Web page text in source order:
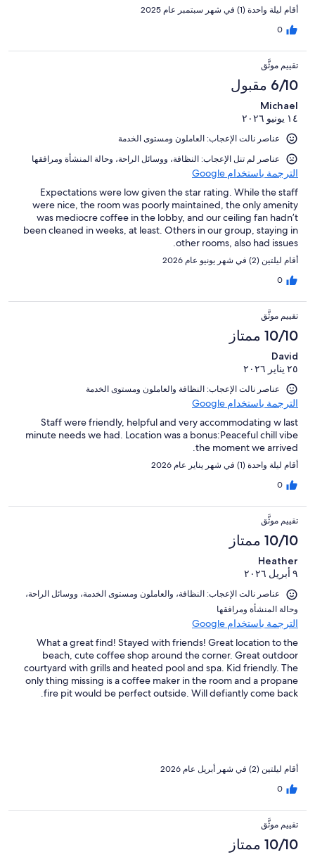
أقام ليلة واحدة (1) في شهر سبتمبر عام 2025
0
تقييم موثَّق
6/10 مقبول
Michael
١٤ يونيو ٢٠٢٦
عناصر نالت الإعجاب: العاملون ومستوى الخدمة
عناصر لم تنل الإعجاب: ⁦النظافة⁩، و⁦وسائل الراحة⁩، و⁦حالة المنشأة ومرافقها⁩
الترجمة باستخدام Google
Expectations were low given the star rating. While the staff
were nice, the room was poorly maintained, the only amenity
was mediocre coffee in the lobby, and our ceiling fan hadn’t
been cleaned in weeks, at least. Others in our group, staying in
other rooms, also had issues.
أقام ليلتين (2) في شهر يونيو عام 2026
0
تقييم موثَّق
10/10 ممتاز
David
٢٥ يناير ٢٠٢٦
عناصر نالت الإعجاب: ⁦النظافة⁩ و⁦العاملون ومستوى الخدمة⁩
الترجمة باستخدام Google
Staff were friendly, helpful and very accommodating w last
minute needs we had. Location was a bonus:Peaceful chill vibe
the moment we arrived.
أقام ليلة واحدة (1) في شهر يناير عام 2026
0
تقييم موثَّق
10/10 ممتاز
Heather
٩ أبريل ٢٠٢٦
عناصر نالت الإعجاب: ⁦النظافة⁩، و⁦العاملون ومستوى الخدمة⁩، و⁦وسائل الراحة⁩،
و⁦حالة المنشأة ومرافقها⁩
الترجمة باستخدام Google
What a great find! Stayed with friends! Great location to the
beach, cute coffee shop around the corner. Great outdoor
courtyard with grills and heated pool and spa. Kid friendly. The
only thing missing is a coffee maker in the room and a propane
fire pit would be perfect outside. Will defiantly come back.
أقام ليلتين (2) في شهر أبريل عام 2026
0
تقييم موثَّق
10/10 ممتاز